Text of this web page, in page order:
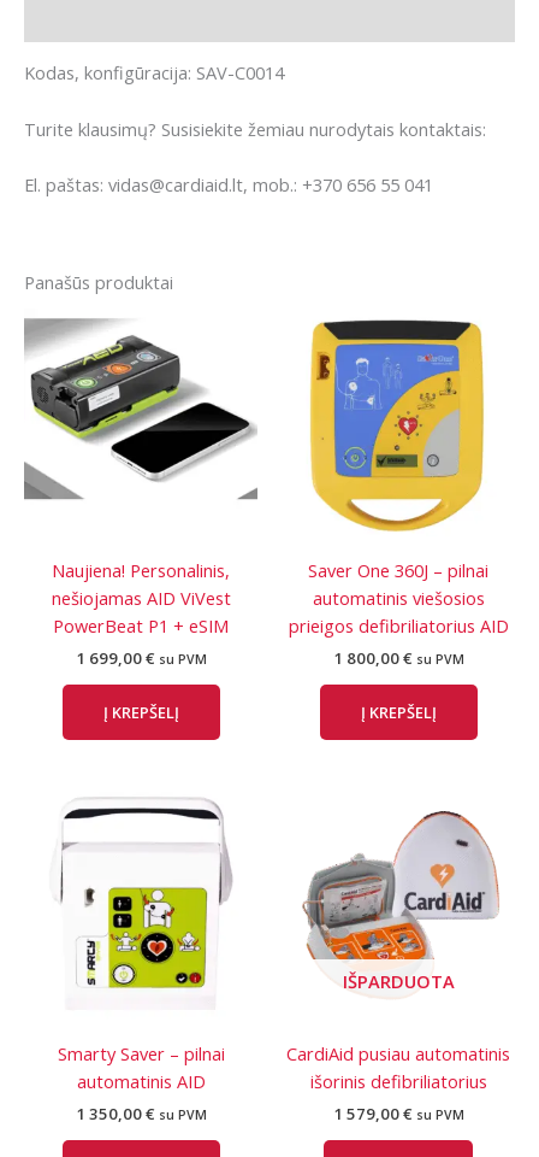
Kodas, konfigūracija: SAV-C0014
Turite klausimų? Susisiekite žemiau nurodytais kontaktais:
El. paštas: vidas@cardiaid.lt, mob.: +370 656 55 041
Panašūs produktai
Naujiena! Personalinis,
nešiojamas AID ViVest
PowerBeat P1 + eSIM
1 699,00€ su PVM
Į KREPŠELĮ
Saver One 360J – pilnai
automatinis viešosios
prieigos defibriliatorius AID
1 800,00€ su PVM
Į KREPŠELĮ
Smarty Saver – pilnai
automatinis AID
1 350,00€ su PVM
IŠPARDUOTA
CardiAid pusiau automatinis
išorinis defibriliatorius
1 579,00€ su PVM